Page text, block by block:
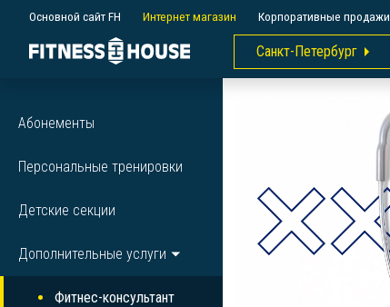
Основной сайт FH Интернет магазин Корпоративные продажи
Санкт-Петербург
Абонементы
Персональные тренировки
Детские секции
Дополнительные услуги
Фитнес-консультант